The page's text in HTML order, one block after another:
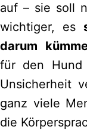
auf – sie soll
wichtiger, es
darum
für den
Unsicherheit
ganz viele
die